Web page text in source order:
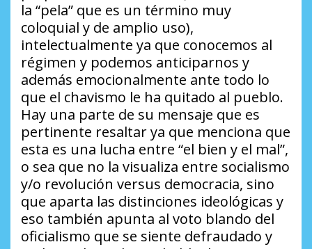
la “pela” que es un término muy
coloquial y de amplio uso),
intelectualmente ya que conocemos al
régimen y podemos anticiparnos y
además emocionalmente ante todo lo
que el chavismo le ha quitado al pueblo.
Hay una parte de su mensaje que es
pertinente resaltar ya que menciona que
esta es una lucha entre “el bien y el mal”,
o sea que no la visualiza entre socialismo
y/o revolución versus democracia, sino
que aparta las distinciones ideológicas y
eso también apunta al voto blando del
oficialismo que se siente defraudado y